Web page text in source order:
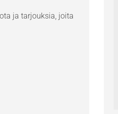
ja tarjouksia, joita